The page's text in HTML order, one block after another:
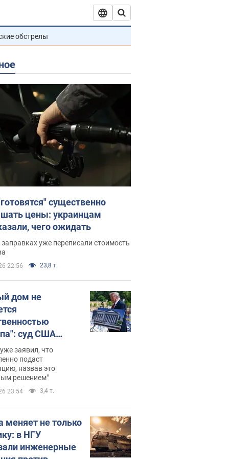
обстрелы
существенно
цены: украинцам
чего ожидать
уже переписали стоимость
22:56 23,8 т.
дом не
суд США
зала
400 млн
заявил, что
подаст
назвав это
решением"
23:54 3,4 т.
меняет не только
в НГУ
инженерные